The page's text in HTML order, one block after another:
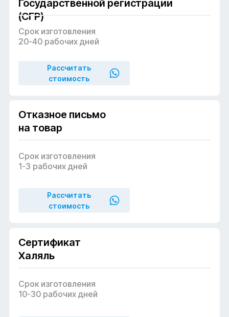
Отказное письмо
на товар
Срок изготовления
1-3 рабочих дней
Срок изготовления
20-40 рабочих дней
Государственной регистрации
(СГР)
Сертификат
Халяль
Срок изготовления
10-30 рабочих дней
Рассчитать
стоимость
Рассчитать
стоимость